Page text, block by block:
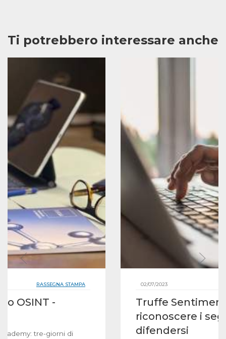
Ti potrebbero interessare anche
RASSEGNA STAMPA
OSINT -
tre-giorni di
02/07/2023
Truffe
riconoscere i
difendersi